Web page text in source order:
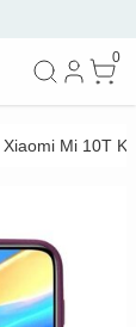
0
Mi 10T